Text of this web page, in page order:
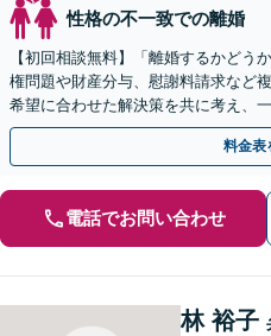
性格の不一致での離婚
【初回相談無料】「離婚するかどう
権問題や財産分与、慰謝料請求など
希望に合わせた解決策を共に考え、
「熟年離婚のご相談もお任せくださ
料金表
電話でお問い合わせ
林 裕子